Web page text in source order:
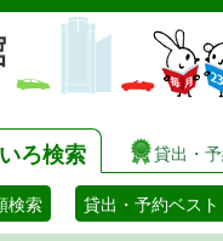
ろ検索 貸出・
検索 貸出・予約ベスト